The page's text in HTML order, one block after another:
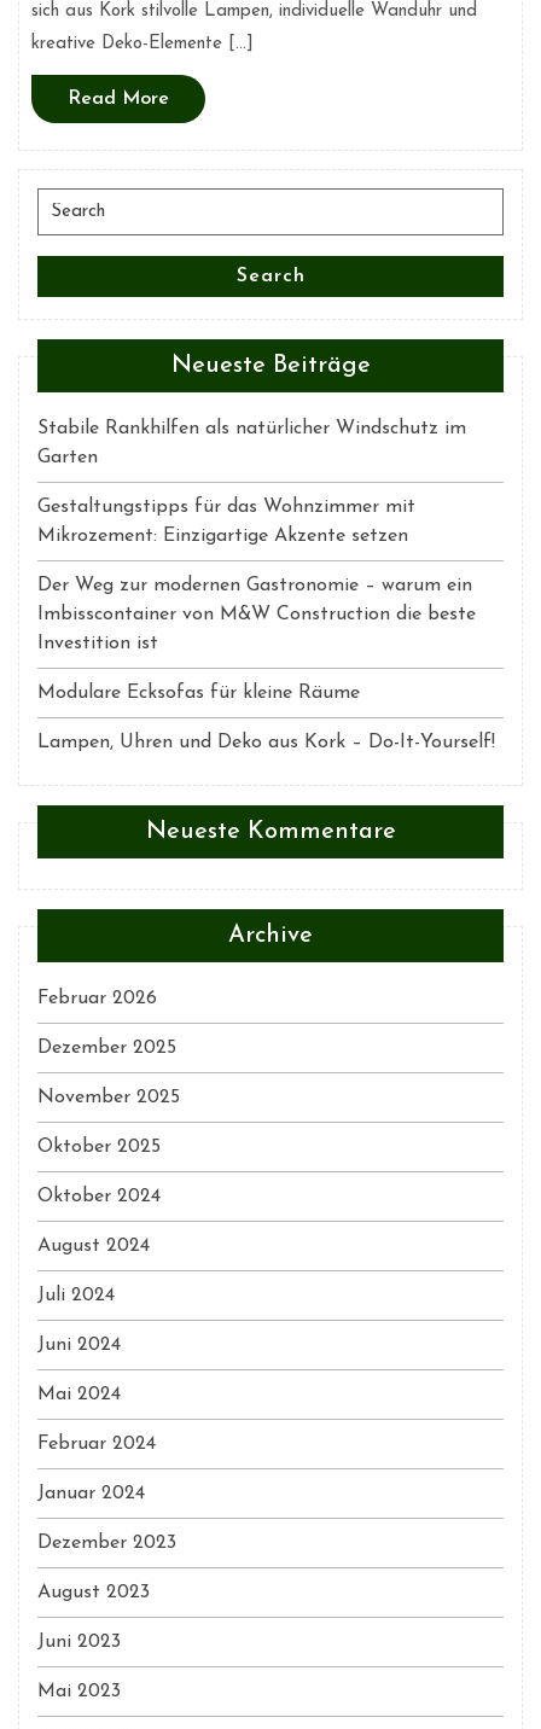
sich aus Kork stilvolle Lampen, individuelle Wanduhr und
kreative Deko-Elemente […]
Read MoreRead
More
Search
for:
Search
Neueste Beiträge
Stabile Rankhilfen als natürlicher Windschutz im
Garten
Gestaltungstipps für das Wohnzimmer mit
Mikrozement: Einzigartige Akzente setzen
Der Weg zur modernen Gastronomie – warum ein
Imbisscontainer von M&W Construction die beste
Investition ist
Modulare Ecksofas für kleine Räume
Lampen, Uhren und Deko aus Kork – Do-It-Yourself!
Neueste Kommentare
Archive
Februar 2026
Dezember 2025
November 2025
Oktober 2025
Oktober 2024
August 2024
Juli 2024
Juni 2024
Mai 2024
Februar 2024
Januar 2024
Dezember 2023
August 2023
Juni 2023
Mai 2023